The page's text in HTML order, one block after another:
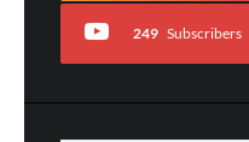
249 Subscribers